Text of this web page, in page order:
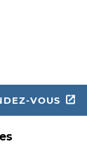
VOUS